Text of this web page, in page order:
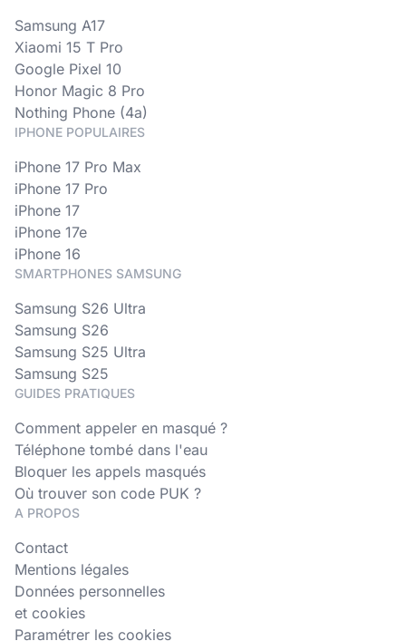
Samsung A17
Xiaomi 15 T Pro
Google Pixel 10
Honor Magic 8 Pro
Nothing Phone (4a)
IPHONE POPULAIRES
iPhone 17 Pro Max
iPhone 17 Pro
iPhone 17
iPhone 17e
iPhone 16
SMARTPHONES SAMSUNG
Samsung S26 Ultra
Samsung S26
Samsung S25 Ultra
Samsung S25
GUIDES PRATIQUES
Comment appeler en masqué ?
Téléphone tombé dans l'eau
Bloquer les appels masqués
Où trouver son code PUK ?
A PROPOS
Contact
Mentions légales
Données personnelles
et cookies
Paramétrer les cookies